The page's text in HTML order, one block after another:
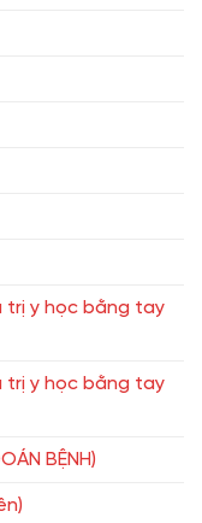
trị y học bằng tay
trị y học bằng tay
BỆNH)